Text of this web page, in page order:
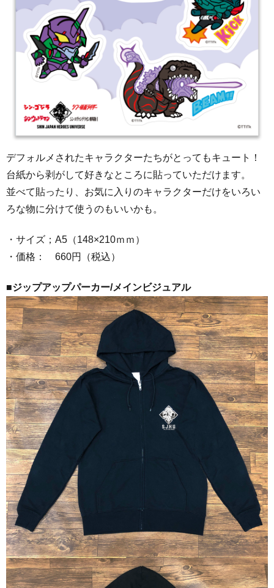
デフォルメされたキャラクターたちがとってもキュート！
台紙から剥がして好きなところに貼っていただけます。
並べて貼ったり、お気に入りのキャラクターだけをいろい
ろな物に分けて使うのもいいかも。
・サイズ；A5（148×210ｍｍ）
・価格： 660円（税込）
■ジップアップパーカー/メインビジュアル